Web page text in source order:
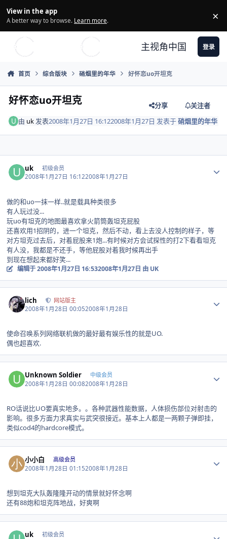
View in the app
A better way to browse. Learn more. ×
主视角中国 登录
首页 综合版块 硝烟里的年华 好怀恋uo开坦克
好怀恋uo开坦克 分享
关注者
由 uk 发表2008年1月27日 16:122008年1月27日 发表于硝烟里的年华
uk 初级会员
2008年1月27日 16:122008年1月27日
做的和uo一抹一样..就是载具种类很多
有人玩过没...
玩uo有坦克的地图最喜欢拿火箭筒轰坦克屁股
还喜欢用1招阴的，进一个坦克，然后不动，看上去没人控制的样子，等
对方坦克过去后，对着屁股来1炮...有时候对方会试探性的打2下看看坦克
有人没，我都是不还手，等他屁股对着我时候再出手
到现在想起来都好笑...
编辑于2008年1月27日 16:532008年1月27日 由 UK
lich 网站版主
2008年1月28日 00:052008年1月28日
使命召唤系列网络联机做的最好最有娱乐性的就是UO.
偶也超喜欢.
Unknown Soldier 中级会员
2008年1月28日 00:082008年1月28日
RO话说比UO要真实地多。。各种武器性能数据，人体损伤部位对射击的
影响。很多方面力求真实与武突很接近。基本上人都是一两颗子弹即挂，
类似cod4的hardcore模式。
小小白 高级会员
2008年1月28日 01:152008年1月28日
想到坦克大队轰隆隆开动的情景就好怀念啊
还有88炮和坦克阵地战，好爽啊
uk 初级会员